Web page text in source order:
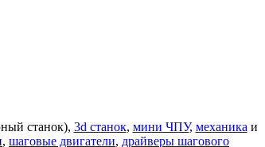
станок), 3d станок, мини ЧПУ, механика и
, шаговые двигатели, драйверы шагового